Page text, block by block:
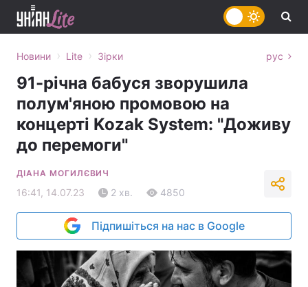
Новини › Lite › Зірки рус
91-річна бабуся зворушила
полум'яною промовою на
концерті Kozak System: "Доживу
до перемоги"
ДІАНА МОГИЛЄВИЧ
16:41, 14.07.23 2 хв. 4850
Підпишіться на нас в Google